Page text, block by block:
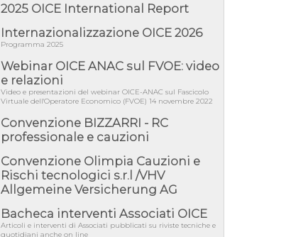
05/08/26 - SAVE THE DATE: Assemblea
Pubblica Confindustria Professioni ...
05/08/26 - Successo OICE per il bando della
05/08/26 - Lettera OICE per il bando della
Giunta Regionale della Campa...
elenchi professionisti per ...
04/08/26 - International Sustainable
04/08/26 - CdS, project financing: progetto di
fattibilità da impugnar...
2026: procedimenti penali per ...
04/08/26 - CdS: partecipazione alla gara non
2025 OICE International Report
Internazionalizzazione OICE 2026
Programma 2025
Webinar OICE ANAC sul FVOE: video
e relazioni
Video e presentazioni del webinar OICE-ANAC sul Fascicolo
Virtuale dell'Operatore Economico (FVOE) 14 novembre 2022
Convenzione BIZZARRI - RC
professionale e cauzioni
Convenzione Olimpia Cauzioni e
Rischi tecnologici s.r.l /VHV
Allgemeine Versicherung AG
Bacheca interventi Associati OICE
Articoli e interventi di Associati pubblicati su riviste tecniche e
quotidiani anche on line